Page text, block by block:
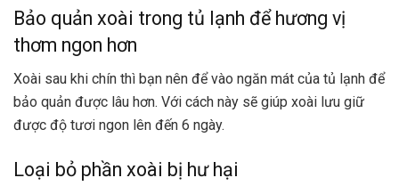
Bảo quản xoài trong tủ lạnh để hương vị
thơm ngon hơn
Xoài sau khi chín thì bạn nên để vào ngăn mát của tủ lạnh để
bảo quản được lâu hơn. Với cách này sẽ giúp xoài lưu giữ
được độ tươi ngon lên đến 6 ngày.
Loại bỏ phần xoài bị hư hại